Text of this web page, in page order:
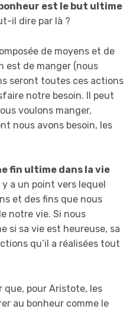
bonheur est le but ultime
il dire par là ?
de moyens et de
est de manger (nous
seront toutes ces actions
notre besoin. Il peut
voulons manger,
nous avons besoin, les
fin ultime dans la vie
y a un point vers lequel
et des fins que nous
notre vie. Si nous
si sa vie est heureuse, sa
qu’il a réalisées tout
que, pour Aristote, les
au bonheur comme le